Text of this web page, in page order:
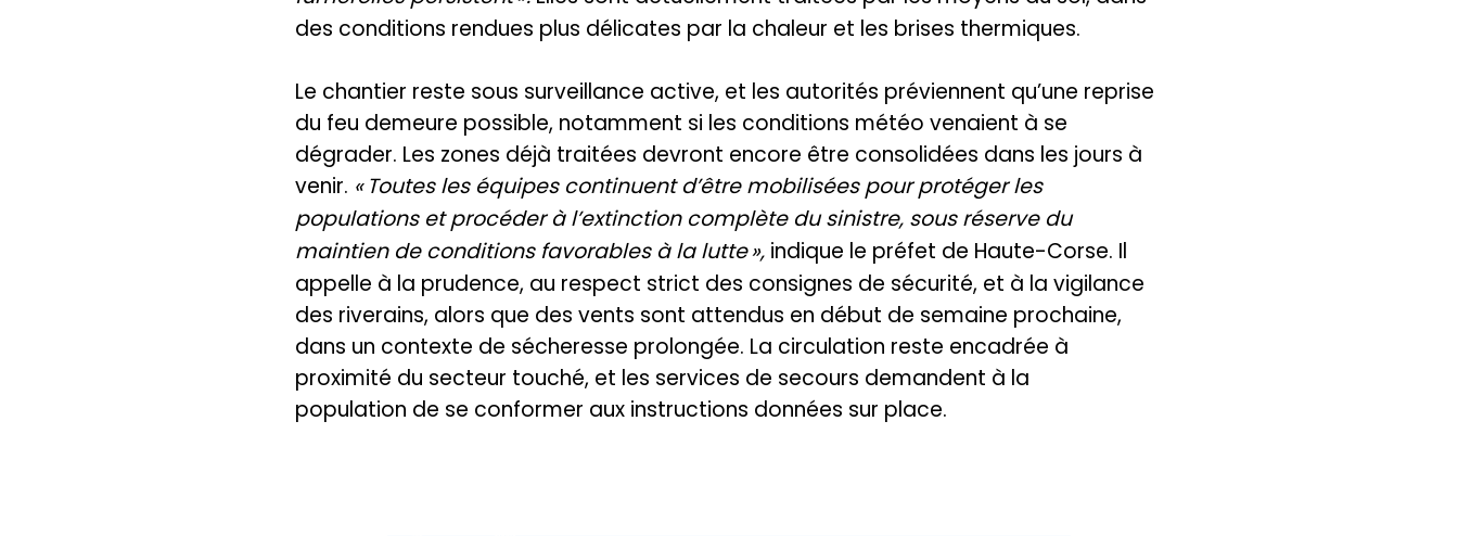
des conditions rendues plus délicates par la chaleur et les brises thermiques.
Le chantier reste sous surveillance active, et les autorités préviennent qu’une reprise
du feu demeure possible, notamment si les conditions météo venaient à se
dégrader. Les zones déjà traitées devront encore être consolidées dans les jours à
venir. « Toutes les équipes continuent d’être mobilisées pour protéger les
populations et procéder à l’extinction complète du sinistre, sous réserve du
maintien de conditions favorables à la lutte », indique le préfet de Haute-Corse. Il
appelle à la prudence, au respect strict des consignes de sécurité, et à la vigilance
des riverains, alors que des vents sont attendus en début de semaine prochaine,
dans un contexte de sécheresse prolongée. La circulation reste encadrée à
proximité du secteur touché, et les services de secours demandent à la
population de se conformer aux instructions données sur place.